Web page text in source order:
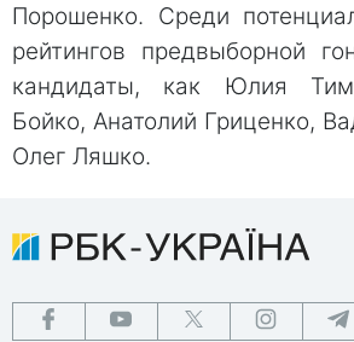
Порошенко. Среди
рейтингов предвыборной
кандидаты, как Юлия
Бойко, Анатолий Гриценко,
Олег Ляшко.